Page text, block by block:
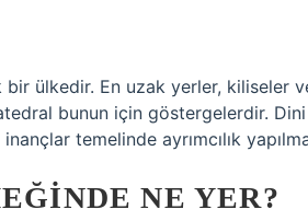
bir ülkedir. En uzak yerler, kiliseler
bunun için göstergelerdir. Dini
temelinde ayrımcılık
NE YER?